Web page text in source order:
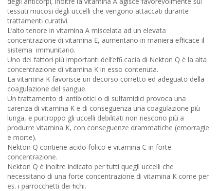
tessuti mucosi degli uccelli che vengono attaccati durante
trattamenti curativi.
L’alto tenore in vitamina A miscelata ad un elevata
concentrazione di vitamina E, aumentano in maniera efﬁcace il
sistema immunitario.
Uno dei fattori più importanti dell’efﬁ cacia di Nekton Q è la alta
concentrazione di vitamina K in esso contenuta.
La vitamina K favorisce un decorso corretto ed adeguato della
coagulazione del sangue.
Un trattamento di antibiotici o di sulfamidici provoca una
carenza di vitamina K e di conseguenza una coagulazione più
lunga, e purtroppo gli uccelli debilitati non riescono più a
produrre vitamina K, con conseguenze drammatiche (emorragie
e morte).
Nekton Q contiene acido folico e vitamina C in forte
concentrazione.
Nekton Q è inoltre indicato per tutti quegli uccelli che
necessitano di una forte concentrazione di vitamina K come per
es. i parrocchetti dei ﬁchi.